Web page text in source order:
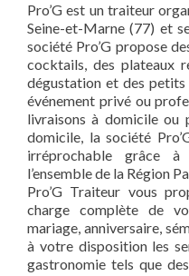
Pro’G est un traiteur
Seine-et-Marne (77) et
société Pro’G propose
cocktails, des plateaux
dégustation et des petits
événement privé ou
livraisons à domicile ou
domicile, la société
irréprochable grâce
l’ensemble de la Région
Pro’G Traiteur vous
charge complète de
mariage, anniversaire,
à votre disposition les
gastronomie tels que